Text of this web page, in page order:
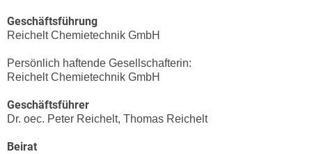
Geschäftsführung
Reichelt Chemietechnik GmbH
Persönlich haftende Gesellschafterin:
Reichelt Chemietechnik GmbH
Geschäftsführer
Dr. oec. Peter Reichelt, Thomas Reichelt
Beirat